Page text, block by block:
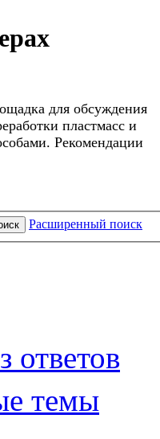
для обсуждения
пластмасс и
Рекомендации
Расширенный поиск
ответов
темы